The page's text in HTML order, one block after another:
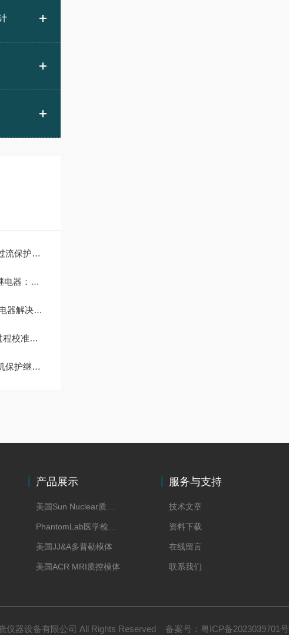
电器专业论文
自动化解决方案
解决方案
专业论文
专业论文
产品展示
美国JJ&A多普勒模体
美国ACR MRI质控模体
美国RPD模体
加拿大True Phantom
服务与支持
技术文章
资料下载
在线留言
联系我们
仪器设备有限公司 All Rights Reserved 备案号：粤ICP备2023039701号